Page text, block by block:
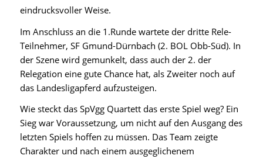
eindrucksvoller Weise.
Im Anschluss an die 1.Runde wartete der dritte Rele-
Teilnehmer, SF Gmund-Dürnbach (2. BOL Obb-Süd). In
der Szene wird gemunkelt, dass auch der 2. der
Relegation eine gute Chance hat, als Zweiter noch auf
das Landesligapferd aufzusteigen.
Wie steckt das SpVgg Quartett das erste Spiel weg? Ein
Sieg war Voraussetzung, um nicht auf den Ausgang des
letzten Spiels hoffen zu müssen. Das Team zeigte
Charakter und nach einem ausgeglichenem